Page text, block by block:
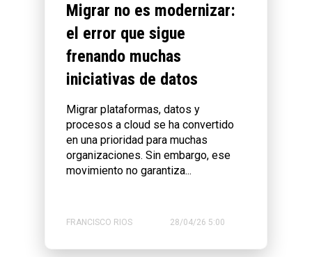
Migrar no es modernizar:
el error que sigue
frenando muchas
iniciativas de datos
Migrar plataformas, datos y
procesos a cloud se ha convertido
en una prioridad para muchas
organizaciones. Sin embargo, ese
movimiento no garantiza...
FRANCISCO RIOS 28/04/26 5:00